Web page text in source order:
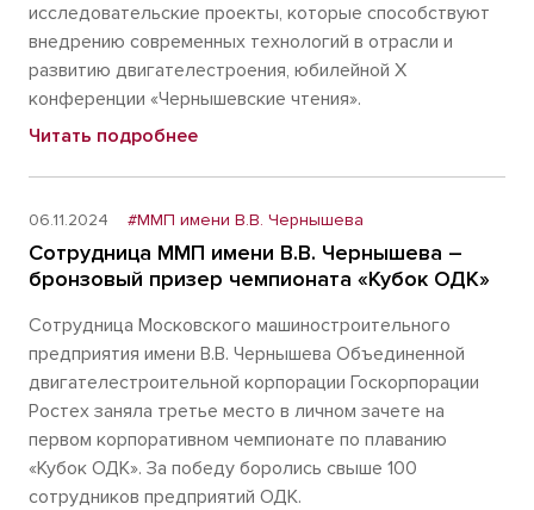
исследовательские проекты, которые способствуют
внедрению современных технологий в отрасли и
развитию двигателестроения, юбилейной X
конференции «Чернышевские чтения».
Читать подробнее
06.11.2024 #ММП имени В.В. Чернышева
Сотрудница ММП имени В.В. Чернышева –
бронзовый призер чемпионата «Кубок ОДК»
Сотрудница Московского машиностроительного
предприятия имени В.В. Чернышева Объединенной
двигателестроительной корпорации Госкорпорации
Ростех заняла третье место в личном зачете на
первом корпоративном чемпионате по плаванию
«Кубок ОДК». За победу боролись свыше 100
сотрудников предприятий ОДК.